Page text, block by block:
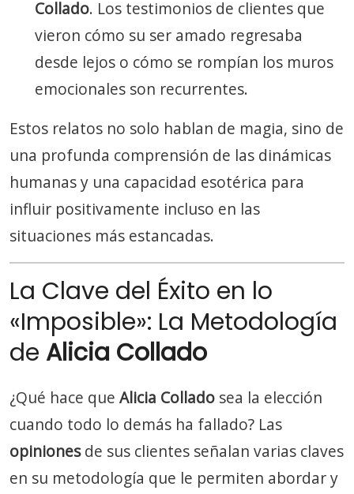
Collado. Los testimonios de clientes que
vieron cómo su ser amado regresaba
desde lejos o cómo se rompían los muros
emocionales son recurrentes.
Estos relatos no solo hablan de magia, sino de
una profunda comprensión de las dinámicas
humanas y una capacidad esotérica para
influir positivamente incluso en las
situaciones más estancadas.
La Clave del Éxito en lo
«Imposible»: La Metodología
de Alicia Collado
¿Qué hace que Alicia Collado sea la elección
cuando todo lo demás ha fallado? Las
opinionesde sus clientes señalan varias claves
en su metodología que le permiten abordar y